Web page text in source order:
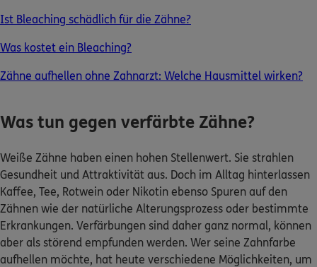
0800 / 3746 095
Ist Bleaching schädlich für die Zähne?
Was kostet ein Bleaching?
Zähne aufhellen ohne Zahnarzt: Welche Hausmittel wirken?
Was tun gegen verfärbte Zähne?
Weiße Zähne haben einen hohen Stellenwert. Sie strahlen
Gesundheit und Attraktivität aus. Doch im Alltag hinterlassen
Kaffee, Tee, Rotwein oder Nikotin ebenso Spuren auf den
Zähnen wie der natürliche Alterungsprozess oder bestimmte
Erkrankungen. Verfärbungen sind daher ganz normal, können
aber als störend empfunden werden. Wer seine Zahnfarbe
aufhellen möchte, hat heute verschiedene Möglichkeiten, um